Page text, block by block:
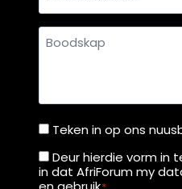
Boodskap
Teken
in
op
Teken in op ons
Deur
hierdie
Deur hierdie vorm in
in dat AfriForum my